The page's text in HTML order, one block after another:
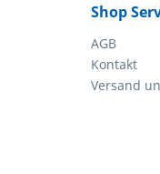
Shop
AGB
Kontakt
Versand